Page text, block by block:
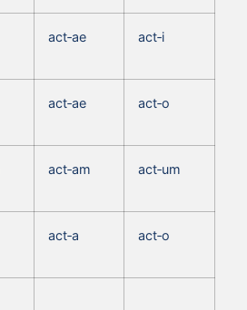
act‑ae act‑i
act‑ae act‑o
act‑am act‑um
act‑a act‑o